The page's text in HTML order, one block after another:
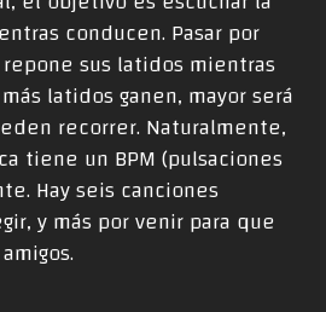
conducen. Pasar por
sus latidos mientras
latidos ganen, mayor será
recorrer. Naturalmente,
tiene un BPM (pulsaciones
Hay seis canciones
y más por venir para que